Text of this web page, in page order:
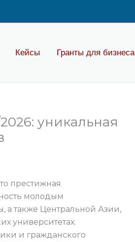
Кейсы Гранты для бизнеса
уникальная
престижная
молодым
а также Центральной Азии,
университетах.
и гражданского